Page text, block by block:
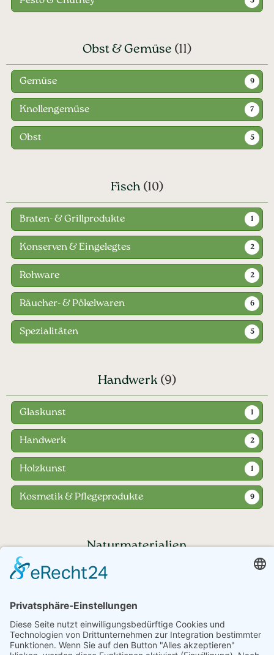
Obst & Gemüse (11)
Gemüse 9
Knollengemüse 7
Obst 5
Fisch (10)
Braten- & Grillprodukte 1
Konserven & Eingelegtes 2
Rohware 2
Räucher- & Pökelwaren 6
Spezialitäten 5
Handwerk (9)
Glaskunst 1
Handwerk 2
Holzkunst 1
Kosmetik & Pflegeprodukte 9
Naturmaterialien
Haben Sie noch Fragen?
+43 720 353535 - Rückrufservice